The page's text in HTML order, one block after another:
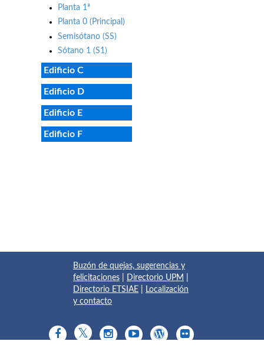
Planta 1ª
Planta 0 (Principal)
Semisótano (SS)
Sótano 1 (S1)
Edificio C
Edificio D
Edificio E
Edificio F
Buzón de quejas, sugerencias y
felicitaciones
Directorio UPM
Directorio ETSIAE
Localización
y contacto